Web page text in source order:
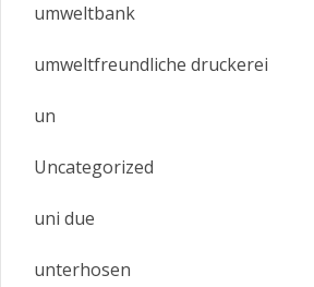
umweltbank
umweltfreundliche druckerei
un
Uncategorized
uni due
unterhosen